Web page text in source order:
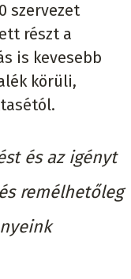
szervezet
részt a
is kevesebb
körüli,
és az igényt
remélhetőleg